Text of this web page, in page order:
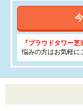
『プラウドタワー芝
悩みの方はお気軽に